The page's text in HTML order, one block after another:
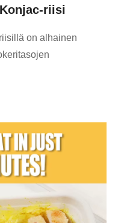
riisi
on alhainen